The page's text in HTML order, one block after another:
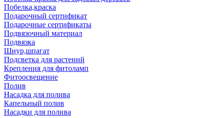
Побелка,краска
Подарочный сертификат
Подарочные сертификаты
Подвязочный материал
Подвязка
Шнур,шпагат
Подсветка для растений
Крепления для фитоламп
Фитоосвещение
Полив
Насадка для полива
Капельный полив
Насадки для полива